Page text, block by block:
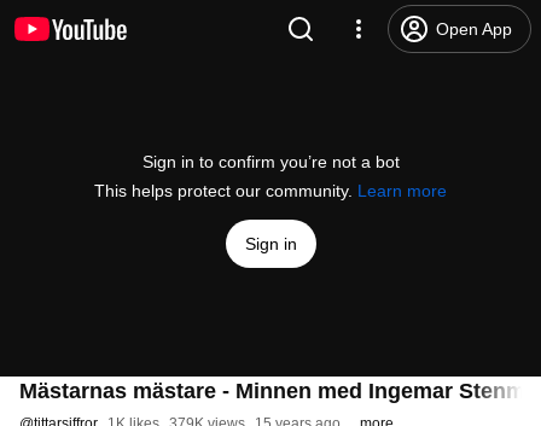
Open App
Sign in to confirm you’re not a bot
This helps protect our community. Learn more
Sign in
Mästarnas mästare - Minnen med Ingemar